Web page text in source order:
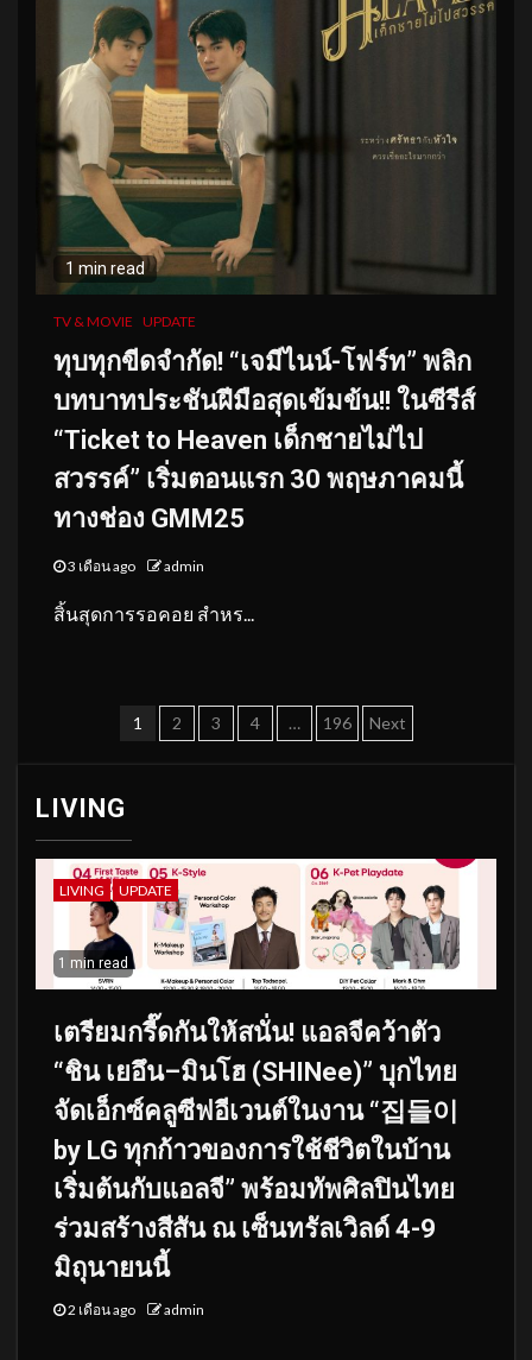
1 min read
TV & MOVIE UPDATE
ทุบทุกขีดจำกัด! “เจมีไนน์-โฟร์ท” พลิก
บทบาทประชันฝีมือสุดเข้มข้น!! ในซีรีส์
“Ticket to Heaven เด็กชายไม่ไป
สวรรค์” เริ่มตอนแรก 30 พฤษภาคมนี้
ทางช่อง GMM25
3 เดือน ago admin
สิ้นสุดการรอคอย สำหร...
Posts
1 2 3 4 … 196 Next
LIVING
LIVING UPDATE
1 min read
เตรียมกรี๊ดกันให้สนั่น! แอลจีคว้าตัว
“ชิน เยอึน–มินโฮ (SHINee)” บุกไทย
จัดเอ็กซ์คลูซีฟอีเวนต์ในงาน “집들이
by LG ทุกก้าวของการใช้ชีวิตในบ้าน
เริ่มต้นกับแอลจี” พร้อมทัพศิลปินไทย
ร่วมสร้างสีสัน ณ เซ็นทรัลเวิลด์ 4-9
มิถุนายนนี้
2 เดือน ago admin